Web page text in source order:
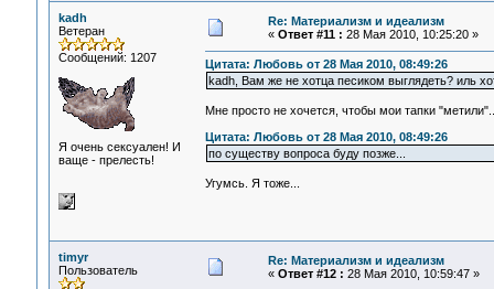
kadh
Ветеран
Сообщений: 1207
Я очень сексуален! И
ваще - прелесть!
Re: Материализм и идеализм
« Ответ #11 : 28 Мая 2010, 10:25:20 »
Цитата: Любовь от 28 Мая 2010, 08:49:26
kadh, Вам же не хотца песиком выглядеть? иль
Мне просто не хочется, чтобы мои тапки
Цитата: Любовь от 28 Мая 2010, 08:49:26
по существу вопроса буду позже...
Угумсь. Я тоже...
timyr
Пользователь
Re: Материализм и идеализм
« Ответ #12 : 28 Мая 2010, 10:59:47 »